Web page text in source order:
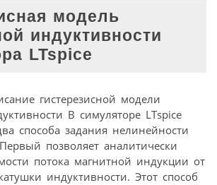
модель
индуктивности
LTspice
гистерезисной модели
В симуляторе LTspice
способа задания нелинейности
позволяет аналитически
потока магнитной индукции от
индуктивности. Этот способ